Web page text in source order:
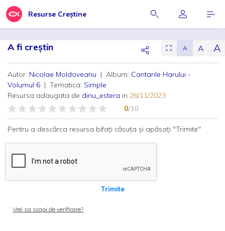
Resurse Creștine
A fi creștin ⛶ A A A
Autor: Nicolae Moldoveanu | Album: Cantarile Harului -
Volumul 6 | Tematica: Simple
Resursa adaugata de dinu_estera in 26/11/2023
0/10
Pentru a descărca resursa bifați căsuța și apăsați "Trimite"
Trimite
Vrei sa scapi de verificare?